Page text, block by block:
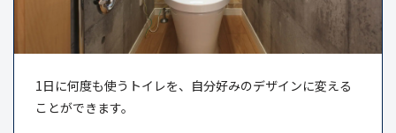
1日に何度も使うトイレを、自分好みのデザインに変える
ことができます。